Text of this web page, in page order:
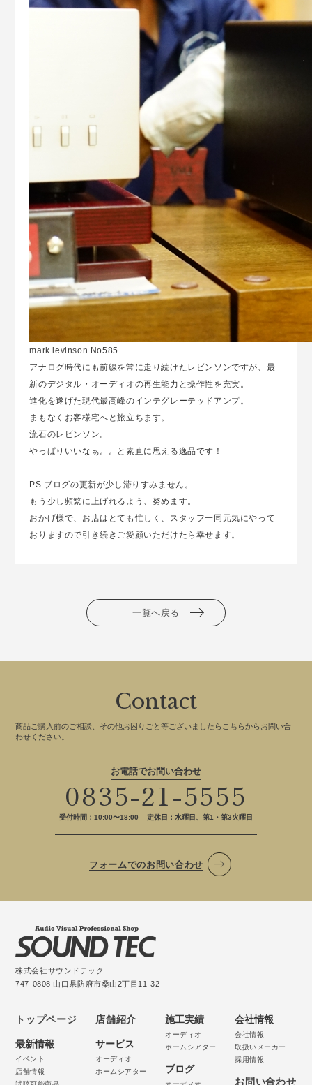
mark levinson No585
アナログ時代にも前線を常に走り続けたレビンソンですが、最
新のデジタル・オーディオの再生能力と操作性を充実。
進化を遂げた現代最高峰のインテグレーテッドアンプ。
まもなくお客様宅へと旅立ちます。
流石のレビンソン。
やっぱりいいなぁ。。と素直に思える逸品です！
PS.ブログの更新が少し滞りすみません。
もう少し頻繁に上げれるよう、努めます。
おかげ様で、お店はとても忙しく、スタッフ一同元気にやって
おりますので引き続きご愛顧いただけたら幸せます。
一覧へ戻る
Contact
商品ご購入前のご相談、その他お困りごと等ございましたらこちらからお問い合
わせください。
お電話でお問い合わせ
0835-21-5555
受付時間：10:00〜18:00 定休日：水曜日、第1・第3火曜日
フォームでのお問い合わせ
株式会社サウンドテック
747-0808 山口県防府市桑山2丁目11-32
トップページ
最新情報
イベント
店舗情報
店舗紹介
サービス
オーディオ
ホームシアター
施工実績
オーディオ
ホームシアター
ブログ
会社情報
会社情報
取扱いメーカー
採用情報
お問い合わせ